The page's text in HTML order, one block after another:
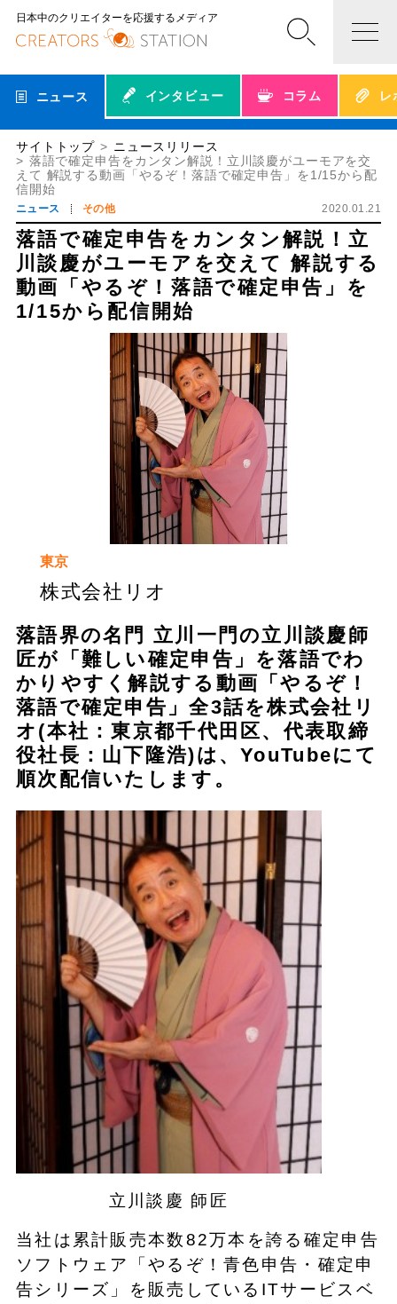
日本中のクリエイターを応援するメディア
ニュース インタビュー コラム レ
サイトトップ
ニュースリリース
落語で確定申告をカンタン解説！立川談慶がユーモアを交
えて 解説する動画「やるぞ！落語で確定申告」を1/15から配
信開始
ニュース その他 2020.01.21
落語で確定申告をカンタン解説！立
川談慶がユーモアを交えて 解説する
動画「やるぞ！落語で確定申告」を
1/15から配信開始
東京
株式会社リオ
落語界の名門 立川一門の立川談慶師
匠が「難しい確定申告」を落語でわ
かりやすく解説する動画「やるぞ！
落語で確定申告」全3話を株式会社リ
オ(本社：東京都千代田区、代表取締
役社長：山下隆浩)は、YouTubeにて
順次配信いたします。
立川談慶 師匠
当社は累計販売本数82万本を誇る確定申告
ソフトウェア「やるぞ！青色申告・確定申
告シリーズ」を販売しているITサービスベ